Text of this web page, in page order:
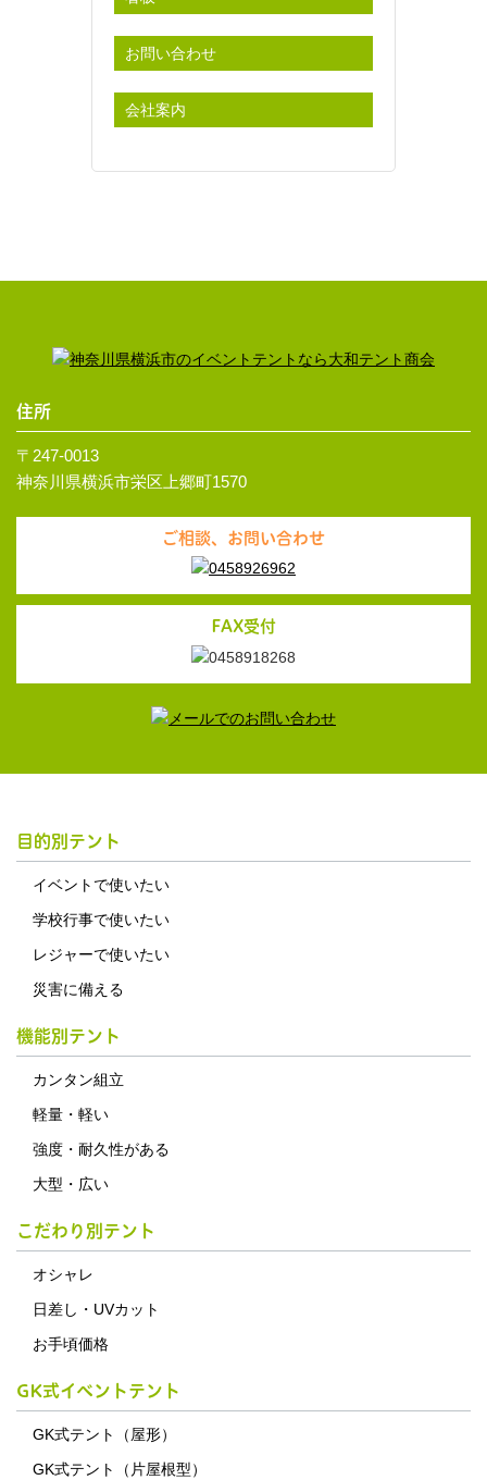
お問い合わせ
会社案内
住所
〒247-0013
神奈川県横浜市栄区上郷町1570
ご相談、お問い合わせ
FAX受付
目的別テント
イベントで使いたい
学校行事で使いたい
レジャーで使いたい
災害に備える
機能別テント
カンタン組立
軽量・軽い
強度・耐久性がある
大型・広い
こだわり別テント
オシャレ
日差し・UVカット
お手頃価格
GK式イベントテント
GK式テント（屋形）
GK式テント（片屋根型）